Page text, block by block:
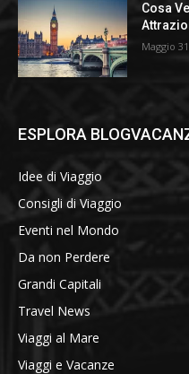
Cosa
Maggio
ESPLORA
Idee di Viaggio
Consigli di Viaggio
Eventi nel Mondo
Da non Perdere
Grandi Capitali
Travel News
Viaggi al Mare
Viaggi e Vacanze